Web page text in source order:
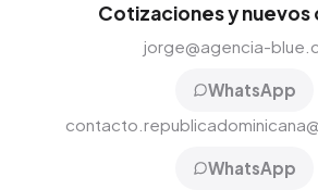
Cotizaciones y nuevos
jorge@agencia-
WhatsApp
WhatsApp